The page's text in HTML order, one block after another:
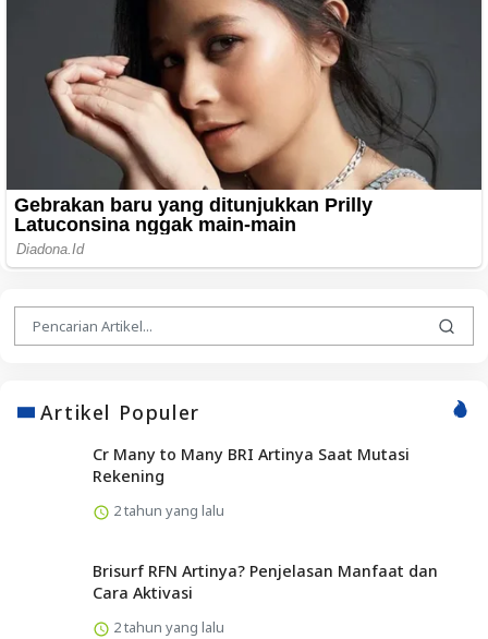
Artikel Populer
Cr Many to Many BRI Artinya Saat Mutasi
Rekening
2 tahun yang lalu
Brisurf RFN Artinya? Penjelasan Manfaat dan
Cara Aktivasi
2 tahun yang lalu